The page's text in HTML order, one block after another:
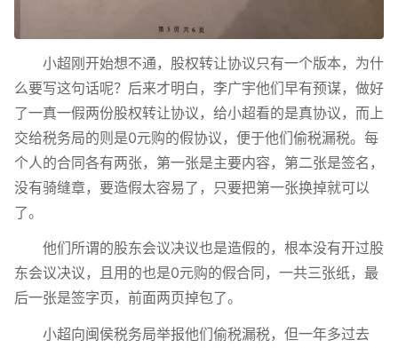
小超刚开始想不通，股权转让协议只有一个版本，为什
么要写这句话呢？后来才明白，李广宇他们早有预谋，做好
了一真一假两份股权转让协议，给小超看的是真协议，而上
交给税务局的则是0元购的假协议，便于他们偷税漏税。每
个人的合同各有两张，第一张是主要内容，第二张是签名，
没有骑缝章，要造假太容易了，只要把第一张换掉就可以
了。
他们所谓的股东会议决议也是造假的，根本没有开过股
东会议决议，且用的也是0元购的假合同，一共三张纸，最
后一张是签字页，前面两页掉包了。
小超向闽侯税务局举报他们偷税漏税，但一年多过去